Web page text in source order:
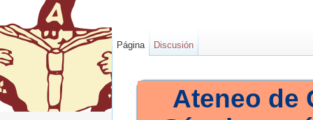
Ateneo de
Página Discusión